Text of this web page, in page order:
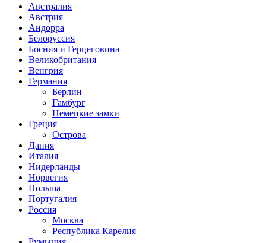
Австралия
Австрия
Андорра
Белоруссия
Босния и Герцеговина
Великобритания
Венгрия
Германия
Берлин
Гамбург
Немецкие замки
Греция
Острова
Дания
Италия
Нидерланды
Норвегия
Польша
Португалия
Россия
Москва
Республика Карелия